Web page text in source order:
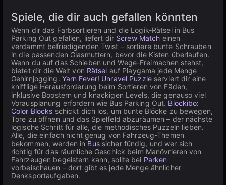
Spiele, die dir auch gefallen könnten
Wenn dir das Farbsortieren und die Logik-Rätsel in Bus
Parking Out gefallen, liefert dir Screw Match einen
verdammt befriedigenden Twist – sortiere bunte Schrauben
in die passenden Glasmuttern, bevor die Kisten überlaufen.
Wenn du auf das Schieben und Wege-Freimachen stehst,
bietet dir die Welt von Rätsel auf Playgama jede Menge
Gehirnjogging. Yarn Fever! Unravel Puzzleserviert dir eine
knifflige Herausforderung beim Sortieren von Fäden,
inklusive Boostern und knackigen Levels, die genauso viel
Vorausplanung erfordern wie Bus Parking Out. Blockibo:
Color Blocks schickt dich los, um bunte Blöcke zu bewegen,
Tore zu öffnen und das Spielfeld abzuräumen – der nächste
logische Schritt für alle, die methodisches Puzzeln lieben.
Alle, die einfach nicht genug von Fahrzeug-Themen
bekommen, werden in Bussicher fündig, und wer sich
richtig für das räumliche Geschick beim Manövrieren von
Fahrzeugen begeistern kann, sollte bei Parken
vorbeischauen – dort gibt es jede Menge ähnlicher
Denksportaufgaben.